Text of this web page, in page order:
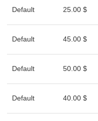
Default 25.00 $
Default 45.00 $
Default 50.00 $
Default 40.00 $